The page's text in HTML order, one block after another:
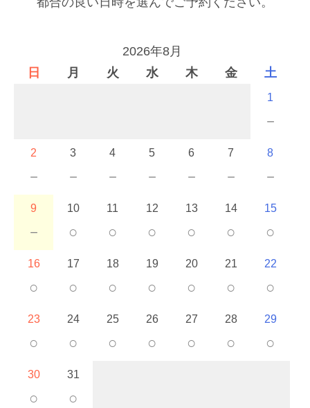
2026年8月
日
月 火 水 木 金 土
1
－
2
－
3
－
4
－
5
－
6
－
7
－
8
－
9
－
10
○
11
○
12
○
13
○
14
○
15
○
16
○
17
○
18
○
19
○
20
○
21
○
22
○
23
○
24
○
25
○
26
○
27
○
28
○
29
○
30
○
31
○